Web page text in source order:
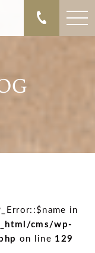
in
cms/wp-
on line 129